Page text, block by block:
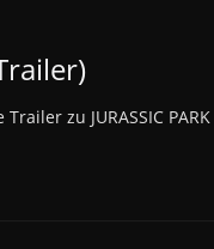
zu JURASSIC